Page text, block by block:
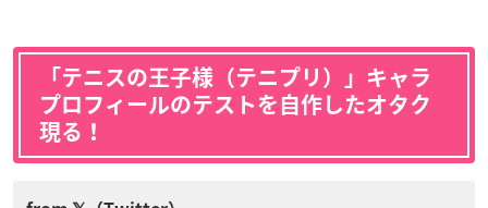
「テニスの王子様（テニプリ）」キャラ
プロフィールのテストを自作したオタク
現る！